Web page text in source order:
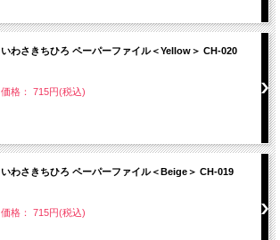
いわさきちひろ ペーパーファイル＜Yellow＞ CH-020
価格： 715円(税込)
いわさきちひろ ペーパーファイル＜Beige＞ CH-019
価格： 715円(税込)